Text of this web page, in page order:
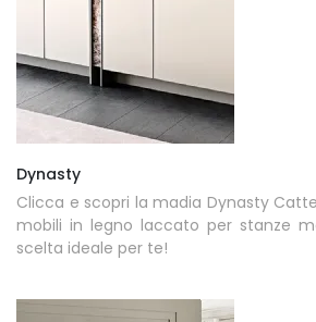
Dynasty
Clicca e scopri la madia Dynasty
mobili in legno laccato per stanze
scelta ideale per te!